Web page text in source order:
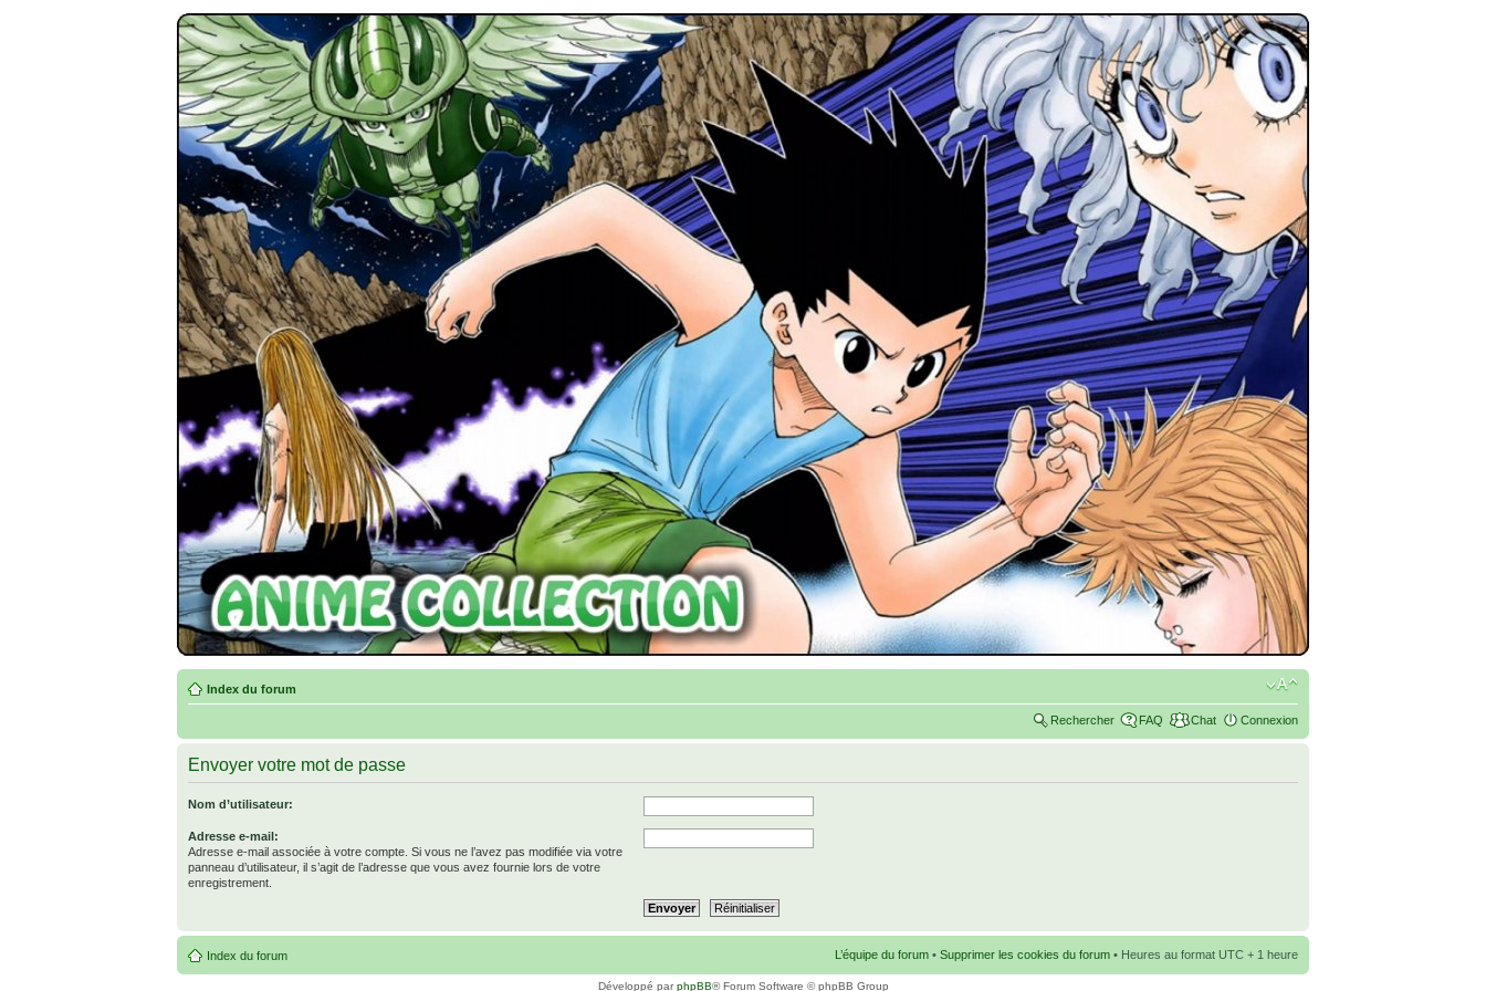
Index du forum
Rechercher FAQ Chat Connexion
Envoyer votre mot de passe
Nom d’utilisateur:
Adresse e-mail:
Adresse e-mail associée à votre compte. Si vous ne l’avez pas modifiée via votre
panneau d’utilisateur, il s’agit de l’adresse que vous avez fournie lors de votre
enregistrement.
Index du forum L’équipe du forum • Supprimer les cookies du forum • Heures au format UTC + 1 heure
Développé parphpBB® Forum Software © phpBB Group